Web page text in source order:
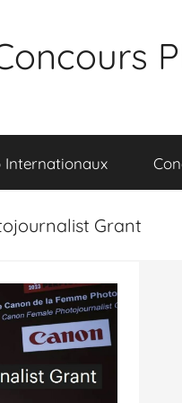
Internationaux
Grant